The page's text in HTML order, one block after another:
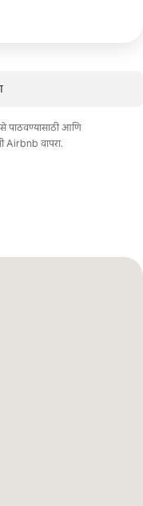
पाठवण्यासाठी आणि
Airbnb वापरा.